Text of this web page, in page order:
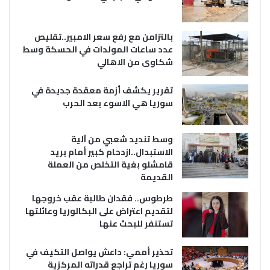
بالتزامن مع رفع سعر الامبير..تقليص
عدد ساعات المولدات في الحسكة وسط
شكاوى من الاهالي
تقرير يكشف أزمة معقدة جديدة في
سوريا هي الاسوء بعد الحرب
وسط تنديد شعبي من آلية
الاستبدال..ازدحام كبير أمام بريد
قامشلو بغية التخلص من العملة
القديمة
طرطوس.. فقدان طالبة عقب خروجها
لتقديم اعتراض على البكالوريا وعائلتها
تستنفر للبحث عنها
تحذير أممي: داعش يواصل التكيف في
سوريا رغم تراجع قدراته المركزية